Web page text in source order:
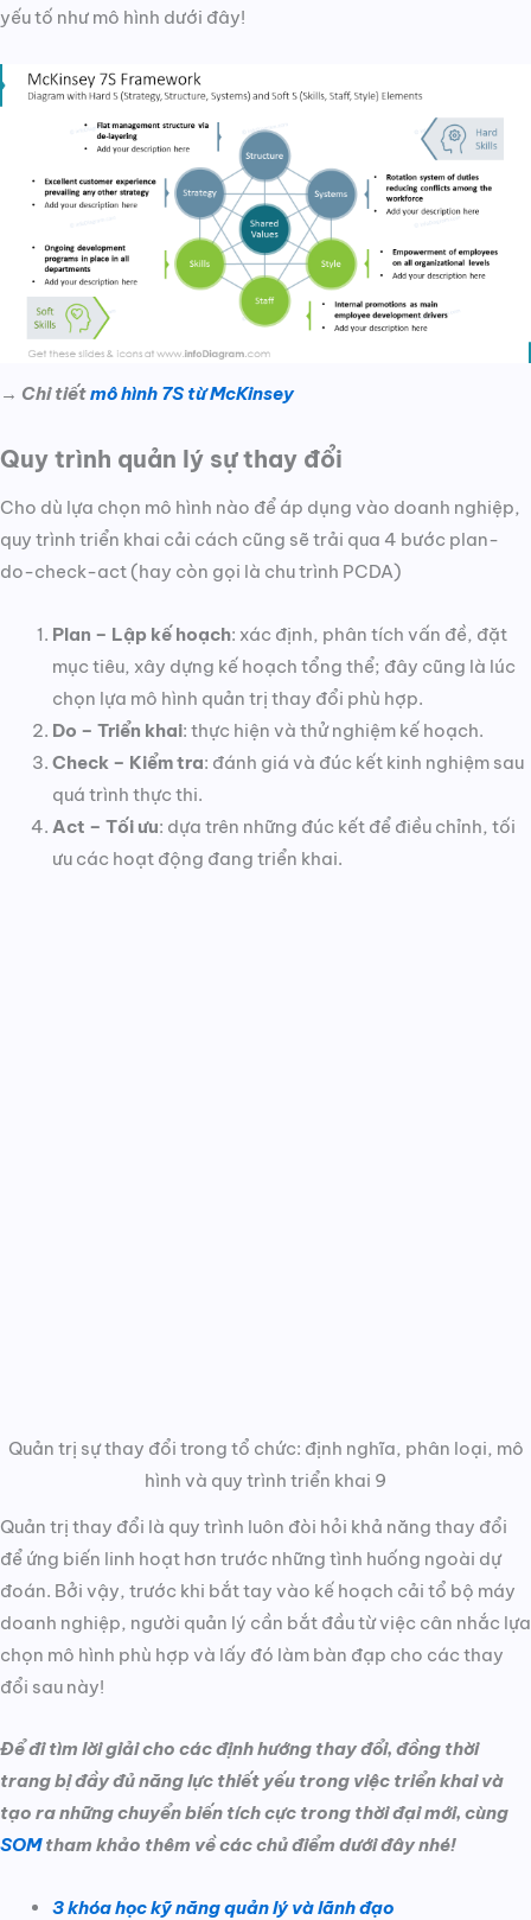
yếu tố như mô hình dưới đây!
→ Chi tiếtmô hình 7S từ McKinsey
Quy trình quản lý sự thay đổi
Cho dù lựa chọn mô hình nào để áp dụng vào doanh nghiệp,
quy trình triển khai cải cách cũng sẽ trải qua 4 bước plan-
do-check-act (hay còn gọi là chu trình PCDA)
Plan – Lập kế hoạch: xác định, phân tích vấn đề, đặt
mục tiêu, xây dựng kế hoạch tổng thể; đây cũng là lúc
chọn lựa mô hình quản trị thay đổi phù hợp.
Do – Triển khai: thực hiện và thử nghiệm kế hoạch.
Check – Kiểm tra: đánh giá và đúc kết kinh nghiệm sau
quá trình thực thi.
Act – Tối ưu: dựa trên những đúc kết để điều chỉnh, tối
ưu các hoạt động đang triển khai.
Quản trị sự thay đổi trong tổ chức: định nghĩa, phân loại, mô
hình và quy trình triển khai 9
Quản trị thay đổi là quy trình luôn đòi hỏi khả năng thay đổi
để ứng biến linh hoạt hơn trước những tình huống ngoài dự
đoán. Bởi vậy, trước khi bắt tay vào kế hoạch cải tổ bộ máy
doanh nghiệp, người quản lý cần bắt đầu từ việc cân nhắc lựa
chọn mô hình phù hợp và lấy đó làm bàn đạp cho các thay
đổi sau này!
Để đi tìm lời giải cho các định hướng thay đổi, đồng thời
trang bị đầy đủ năng lực thiết yếu trong việc triển khai và
tạo ra những chuyển biến tích cực trong thời đại mới, cùng
SOMtham khảo thêm về các chủ điểm dưới đây nhé!
3 khóa học kỹ năng quản lý và lãnh đạo